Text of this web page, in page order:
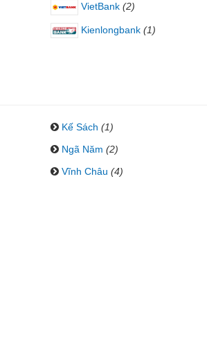
VietBank (2)
Kienlongbank (1)
Kế Sách (1)
Ngã Năm (2)
Vĩnh Châu (4)